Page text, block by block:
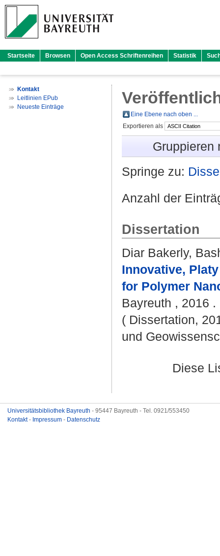
Startseite Browsen Open Access Schriftenreihen Statistik
Kontakt
Leitlinien EPub
Neueste Einträge
Eine Ebene nach oben ...
Exportieren als
Gruppieren
Springe zu:
Anzahl der
Dissertation
Diar Bakerly,
Innovative,
for Polymer
Bayreuth , 2016 .
( Dissertation,
und
Diese
Universitätsbibliothek Bayreuth - 95447 Bayreuth - Tel. 0921/553450
Kontakt- Impressum - Datenschutz